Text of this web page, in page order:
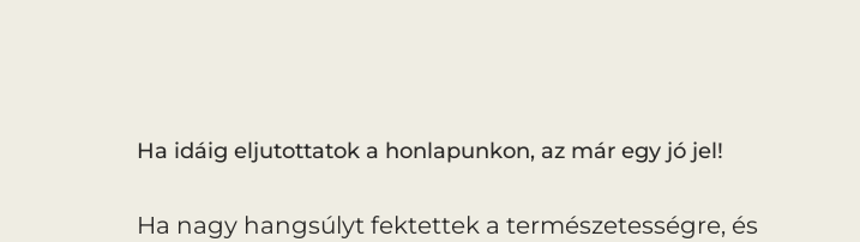
Ha idáig eljutottatok a honlapunkon, az már egy jó jel!
Ha nagy hangsúlyt fektettek a természetességre, és